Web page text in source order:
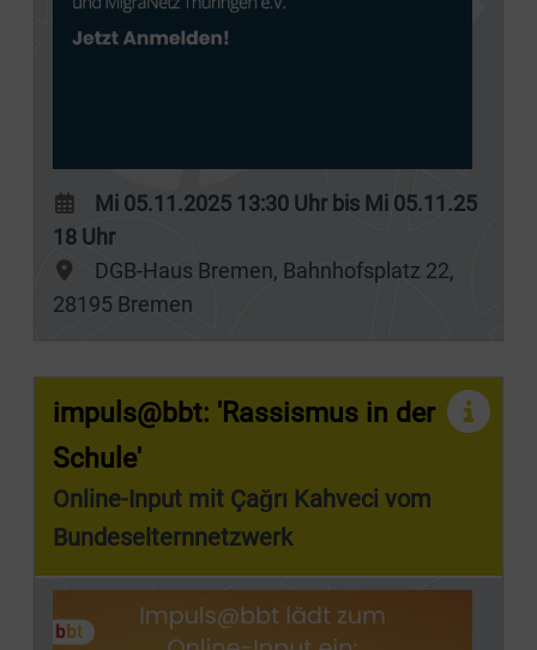
Mi 05.11.2025 13:30 Uhr bis Mi 05.11.25
18 Uhr
DGB-Haus Bremen, Bahnhofsplatz 22,
28195 Bremen
impuls@bbt: 'Rassismus in der
Schule'
Online-Input mit Çağrı Kahveci vom
Bundeselternnetzwerk